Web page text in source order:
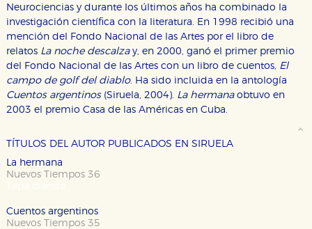
Neurociencias y durante los últimos años ha combinado la
investigación científica con la literatura. En 1998 recibió una
mención del Fondo Nacional de las Artes por el libro de
relatos La noche descalzay, en 2000, ganó el primer premio
del Fondo Nacional de las Artes con un libro de cuentos, El
campo de golf del diablo. Ha sido incluida en la antología
Cuentos argentinos(Siruela, 2004). La hermanaobtuvo en
2003 el premio Casa de las Américas en Cuba.
TÍTULOS DEL AUTOR PUBLICADOS EN SIRUELA
La hermana
Nuevos Tiempos 36
Cuentos argentinos
Nuevos Tiempos 35
CONFIGURACIÓN DE COOKIES
HABILITAR TODO RECHAZAR TODO
Estas cookies son necesarias para que nuestro sitio
web funcione y no es posible deshabilitarlas desde
áreas de nuestra web dejen de funcionar
correctamente.